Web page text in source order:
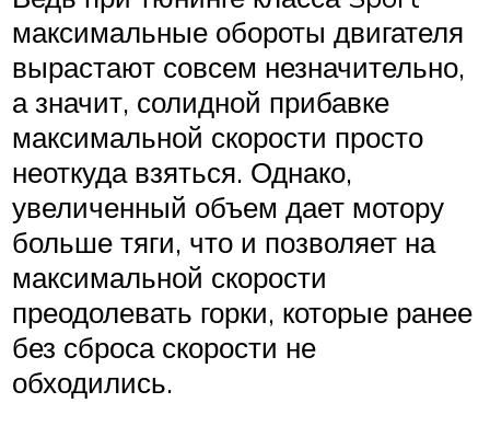
максимальные обороты двигателя
вырастают совсем незначительно,
а значит, солидной прибавке
максимальной скорости просто
неоткуда взяться. Однако,
увеличенный объем дает мотору
больше тяги, что и позволяет на
максимальной скорости
преодолевать горки, которые ранее
без сброса скорости не
обходились.